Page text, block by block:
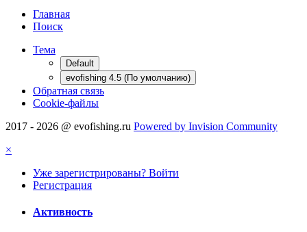
Главная
Поиск
Тема
Default
evofishing 4.5 (По умолчанию)
Обратная связь
Cookie-файлы
2017 - 2026 @ evofishing.ru Powered by Invision Community
×
Уже зарегистрированы? Войти
Регистрация
Активность